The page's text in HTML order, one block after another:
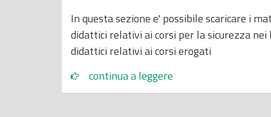
In questa sezione e' possibile scaricare i
didattici relativi ai corsi per la sicurezza
didattici relativi ai corsi erogati
continua a leggere